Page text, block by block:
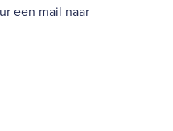
een mail naar